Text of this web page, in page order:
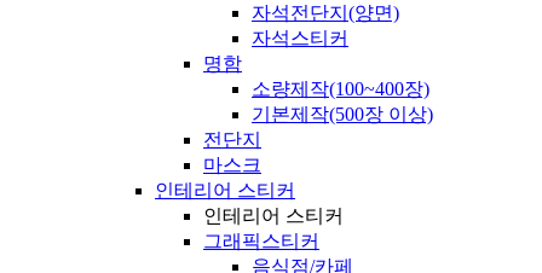
자석전단지(양면)
자석스티커
명함
소량제작(100~400장)
기본제작(500장 이상)
전단지
마스크
인테리어 스티커
인테리어 스티커
그래픽스티커
음식점/카페